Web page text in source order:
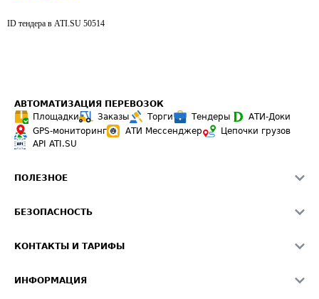
ID тендера в ATI.SU 50514
АВТОМАТИЗАЦИЯ ПЕРЕВОЗОК
Площадки
Заказы Торги Тендеры
АТИ-Доки
GPS-мониторинг
АТИ Мессенджер
Цепочки грузов
API ATI.SU
ПОЛЕЗНОЕ
Звезды ATI.SU на вашем сайте
Средние ставки
БЕЗОПАСНОСТЬ
Светофор+
КОНТАКТЫ И ТАРИФЫ
ИНФОРМАЦИЯ